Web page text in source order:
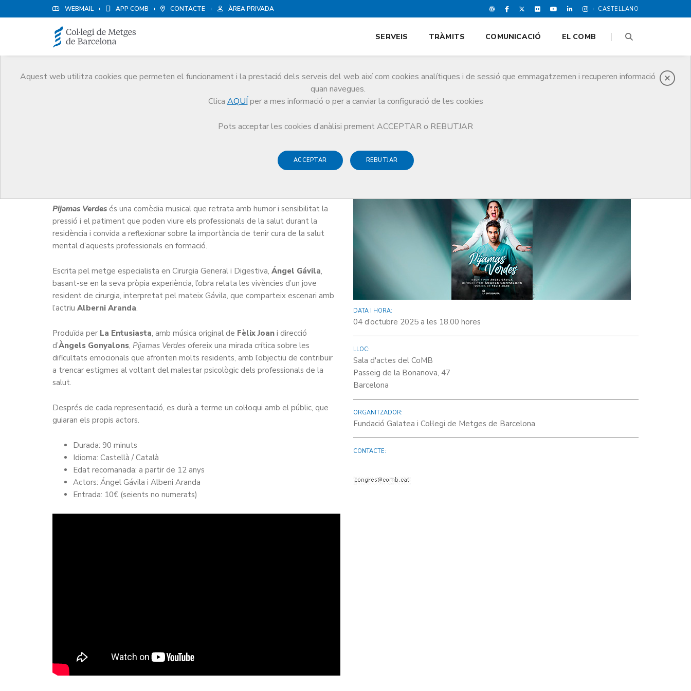
WEBMAIL APP COMB CONTACTE ÀREA PRIVADA CASTELLANO
Aquest web utilitza cookies que permeten el funcionament i la prestació dels serveis del web així com cookies analítiques i de sessió que emmagatzemen i recuperen informació
quan navegues.
Clica AQUÍ per a mes informació o per a canviar la configuració de les cookies
Pots acceptar les cookies d’anàlisi prement ACCEPTAR o REBUTJAR
ACCEPTAR REBUTJAR
SERVEIS TRÀMITS COMUNICACIÓ EL COMB
Teatre: 'Pijamas Verdes'
Pijamas Verdes és una comèdia musical que retrata amb humor i sensibilitat la
pressió i el patiment que poden viure els professionals de la salut durant la
residència i convida a reflexionar sobre la importància de tenir cura de la salut
mental d’aquests professionals en formació.
Escrita pel metge especialista en Cirurgia General i Digestiva, Ángel Gávila,
basant-se en la seva pròpia experiència, l’obra relata les vivències d’un jove
resident de cirurgia, interpretat pel mateix Gávila, que comparteix escenari amb
l’actriu Alberni Aranda.
Produïda per La Entusiasta, amb música original de Fèlix Joan i direcció
d’Àngels Gonyalons, Pijamas Verdes ofereix una mirada crítica sobre les
dificultats emocionals que afronten molts residents, amb l’objectiu de contribuir
a trencar estigmes al voltant del malestar psicològic dels professionals de la
salut.
Després de cada representació, es durà a terme un col·loqui amb el públic, que
guiaran els propis actors.
Durada: 90 minuts
Idioma: Castellà / Català
Edat recomanada: a partir de 12 anys
Actors: Ángel Gávila i Albeni Aranda
Entrada: 10€ (seients no numerats)
DATA I HORA:
04 d’octubre 2025 a les 18.00 hores
LLOC:
Sala d'actes del CoMB
Passeig de la Bonanova, 47
Barcelona
ORGANITZADOR:
Fundació Galatea i Col·legi de Metges de Barcelona
CONTACTE: